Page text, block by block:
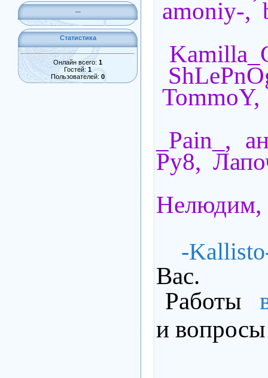
...
Статистика
Онлайн всего: 1
Гостей: 1
Пользователей: 0
amoniy-,
_Pain_,
Ру8,
-
Вас.
Работы
и